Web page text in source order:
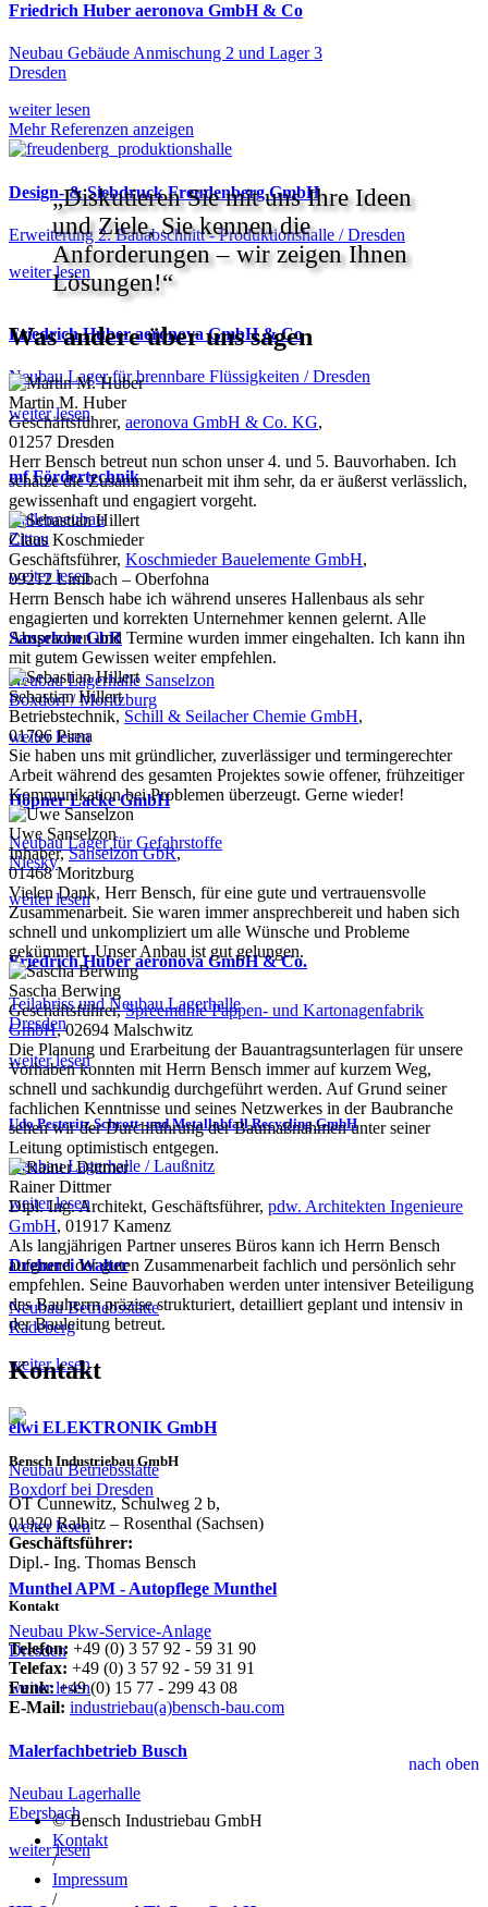
Friedrich Huber aeronova GmbH & Co
Neubau Gebäude Anmischung 2 und Lager 3
Dresden
weiter lesen
Mehr Referenzen anzeigen
Design- & Siebdruck Freudenberg GmbH
Erweiterung 2. Bauabschnitt - Produktionshalle / Dresden
weiter lesen
Friedrich Huber aeronova GmbH & Co
Neubau Lager für brennbare Flüssigkeiten / Dresden
weiter lesen
mf Fördertechnik
Hallenneubau
Zittau
weiter lesen
Sanselzon GbR
Neubau Lagerhalle Sanselzon
Boxdorf / Moritzburg
weiter lesen
Höpner Lacke GmbH
Neubau Lager für Gefahrstoffe
Niesky
weiter lesen
Friedrich Huber aeronova GmbH & Co.
Teilabriss und Neubau Lagerhalle
Dresden
weiter lesen
Udo Pesteritz Schrott- und Metallabfall Recycling GmbH
Neubau Lagerhalle / Laußnitz
weiter lesen
Dreherei Walter
Neubau Betriebsstätte
Radeberg
weiter lesen
elwi ELEKTRONIK GmbH
Neubau Betriebsstätte
Boxdorf bei Dresden
weiter lesen
Munthel APM - Autopflege Munthel
Neubau Pkw-Service-Anlage
Dresden
weiter lesen
Malerfachbetrieb Busch
Neubau Lagerhalle
Ebersbach
weiter lesen
„Diskutieren Sie mit uns Ihre Ideen
und Ziele, Sie kennen die
Anforderungen – wir zeigen Ihnen
Lösungen!“
Was andere über uns sagen
Martin M. Huber
Geschäftsführer, aeronova GmbH & Co. KG,
01257 Dresden
Herr Bensch betreut nun schon unser 4. und 5. Bauvorhaben. Ich
schätze die Zusammenarbeit mit ihm sehr, da er äußerst verlässlich,
gewissenhaft und engagiert vorgeht.
Claus Koschmieder
Geschäftsführer, Koschmieder Bauelemente GmbH,
09212 Limbach – Oberfohna
Herrn Bensch habe ich während unseres Hallenbaus als sehr
engagierten und korrekten Unternehmer kennen gelernt. Alle
Absprachen und Termine wurden immer eingehalten. Ich kann ihn
mit gutem Gewissen weiter empfehlen.
Sebastian Hillert
Betriebstechnik, Schill & Seilacher Chemie GmbH,
01796 Pirna
Sie haben uns mit gründlicher, zuverlässiger und termingerechter
Arbeit während des gesamten Projektes sowie offener, frühzeitiger
Kommunikation bei Problemen überzeugt. Gerne wieder!
Uwe Sanselzon
Inhaber,Sanselzon GbR,
01468 Moritzburg
Vielen Dank, Herr Bensch, für eine gute und vertrauensvolle
Zusammenarbeit. Sie waren immer ansprechbereit und haben sich
schnell und unkompliziert um alle Wünsche und Probleme
gekümmert. Unser Anbau ist gut gelungen.
Sascha Berwing
Geschäftsführer,Spreemühle Pappen- und Kartonagenfabrik
GmbH, 02694 Malschwitz
Die Planung und Erarbeitung der Bauantragsunterlagen für unsere
Vorhaben konnten mit Herrn Bensch immer auf kurzem Weg,
schnell und sachkundig durchgeführt werden. Auf Grund seiner
fachlichen Kenntnisse und seines Netzwerkes in der Baubranche
sehen wir der Durchführung der Baumaßnahmen unter seiner
Leitung optimistisch entgegen.
Rainer Dittmer
Dipl. Ing. Architekt, Geschäftsführer, pdw. Architekten Ingenieure
GmbH, 01917 Kamenz
Als langjährigen Partner unseres Büros kann ich Herrn Bensch
aufgrund der guten Zusammenarbeit fachlich und persönlich sehr
empfehlen. Seine Bauvorhaben werden unter intensiver Beteiligung
des Bauherrn präzise strukturiert, detailliert geplant und intensiv in
der Bauleitung betreut.
Kontakt
Bensch Industriebau GmbH
OT Cunnewitz, Schulweg 2 b,
01920 Ralbitz – Rosenthal (Sachsen)
Geschäftsführer:
Dipl.- Ing. Thomas Bensch
Kontakt
Telefon: +49 (0) 3 57 92 - 59 31 90
Telefax: +49 (0) 3 57 92 - 59 31 91
Funk:+49 (0) 15 77 - 299 43 08
E-Mail: industriebau(a)bensch-bau.com
nach oben
© Bensch Industriebau GmbH
Kontakt
/
Impressum
/